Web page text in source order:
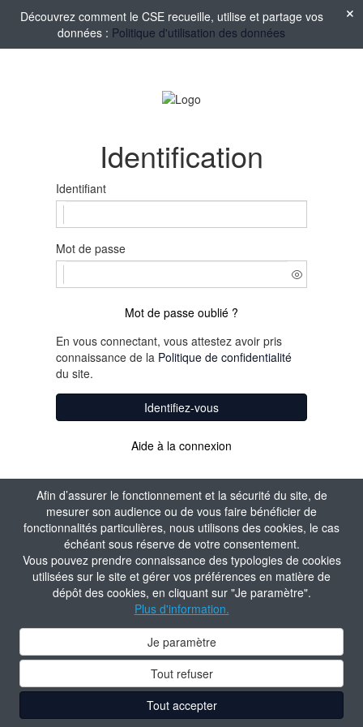
Afin d’assurer le fonctionnement et la sécurité du site, de
mesurer son audience ou de vous faire bénéficier de
fonctionnalités particulières, nous utilisons des cookies, le cas
échéant sous réserve de votre consentement.
Vous pouvez prendre connaissance des typologies de cookies
utilisées sur le site et gérer vos préférences en matière de
dépôt des cookies, en cliquant sur "Je paramètre".
Plus d'information.
Je paramètre
Tout refuser
Tout accepter
Découvrez comment le CSE recueille, utilise et partage vos
données : Politique d'utilisation des données
Identification
Identifiant
Mot de passe
Mot de passe oublié ?
En vous connectant, vous attestez avoir pris
connaissance de la Politique de confidentialité
du site.
Identifiez-vous
Aide à la connexion